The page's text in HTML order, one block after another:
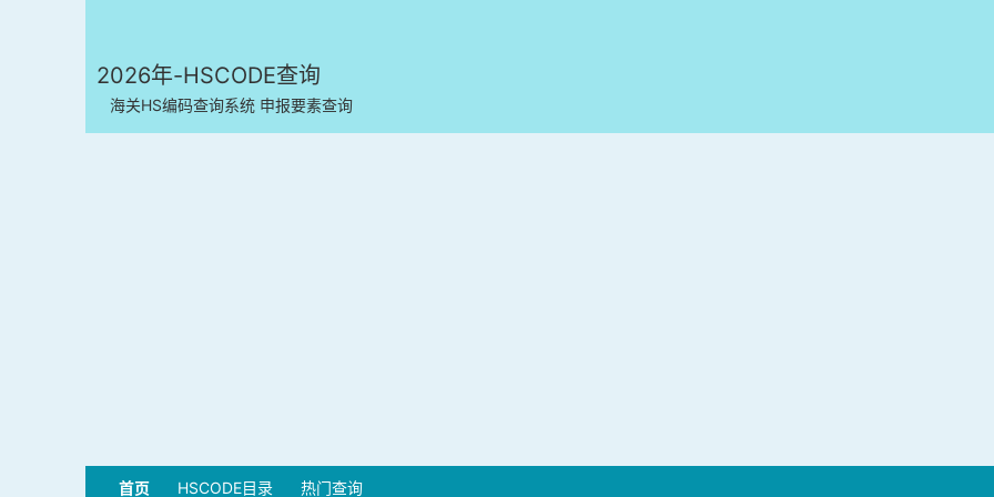
2026年-HSCODE查询
海关HS编码查询系统 申报要素查询
首页 HSCODE目录 热门查询